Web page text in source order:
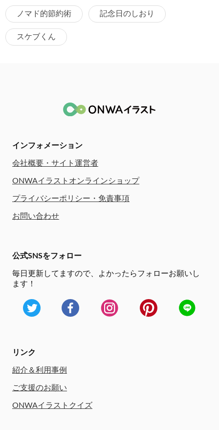
ノマド的節約術 記念日のしおり
スケブくん
インフォメーション
会社概要・サイト運営者
ONWAイラストオンラインショップ
プライバシーポリシー・免責事項
お問い合わせ
公式SNSをフォロー
毎日更新してますので、
よかったらフォローお願いし
ます！
リンク
紹介＆利用事例
ご支援のお願い
ONWAイラストクイズ